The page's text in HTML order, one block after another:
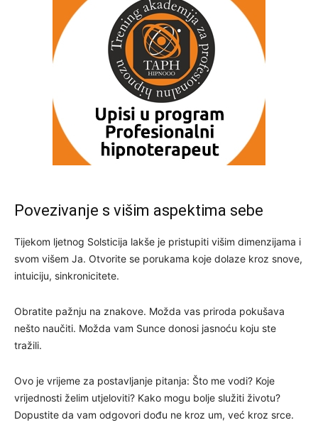
Povezivanje s višim aspektima sebe
Tijekom ljetnog Solsticija lakše je pristupiti višim dimenzijama i
svom višem Ja. Otvorite se porukama koje dolaze kroz snove,
intuiciju, sinkronicitete.
Obratite pažnju na znakove. Možda vas priroda pokušava
nešto naučiti. Možda vam Sunce donosi jasnoću koju ste
tražili.
Ovo je vrijeme za postavljanje pitanja: Što me vodi? Koje
vrijednosti želim utjeloviti? Kako mogu bolje služiti životu?
Dopustite da vam odgovori dođu ne kroz um, već kroz srce.